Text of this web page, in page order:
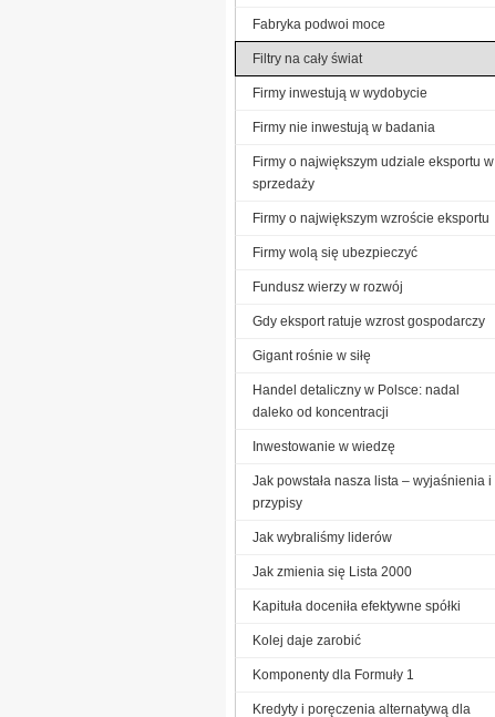
Fabryka podwoi moce
Filtry na cały świat
Firmy inwestują w wydobycie
Firmy nie inwestują w badania
Firmy o największym udziale eksportu w
sprzedaży
Firmy o największym wzroście eksportu
Firmy wolą się ubezpieczyć
Fundusz wierzy w rozwój
Gdy eksport ratuje wzrost gospodarczy
Gigant rośnie w siłę
Handel detaliczny w Polsce: nadal
daleko od koncentracji
Inwestowanie w wiedzę
Jak powstała nasza lista – wyjaśnienia i
przypisy
Jak wybraliśmy liderów
Jak zmienia się Lista 2000
Kapituła doceniła efektywne spółki
Kolej daje zarobić
Komponenty dla Formuły 1
Kredyty i poręczenia alternatywą dla